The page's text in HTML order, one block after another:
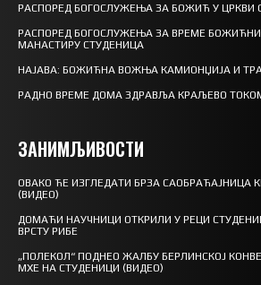
РАСПОРЕД БОГОСЛУЖЕЊА ЗА БОЖИЋ У ЦРКВИ
РАСПОРЕД БОГОСЛУЖЕЊА ЗА ВРЕМЕ
МАНАСТИРУ СТУДЕНИЦА
НАЈАВА: БОЖИЋНА ВОЖЊА КАМИОНЏИЈА И
РАДНО ВРЕМЕ ДОМА ЗДРАВЉА КРАЉЕВО
ЗАНИМЉИВОСТИ
ОВАКО ЋЕ ИЗГЛЕДАТИ БРЗА САОБРАЋАЈНИЦА
(ВИДЕО)
ДОМАЋИ НАУЧНИЦИ ОТКРИЛИ У РЕЦИ
ВРСТУ РИБЕ
„ПОЛЕКОЛ“ ПОДНЕО ЖАЛБУ БЕРЛИНСКОЈ
МХЕ НА СТУДЕНИЦИ (ВИДЕО)